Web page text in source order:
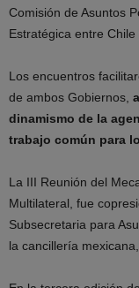
Comisión de Asuntos
Estratégica entre Chile
Los encuentros
de ambos Gobiernos,
dinamismo de la
trabajo común para
La III Reunión del
Multilateral, fue
Subsecretaria para
la cancillería